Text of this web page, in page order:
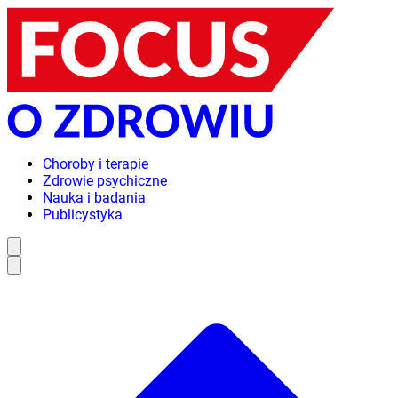
Choroby i terapie
Zdrowie psychiczne
Nauka i badania
Publicystyka